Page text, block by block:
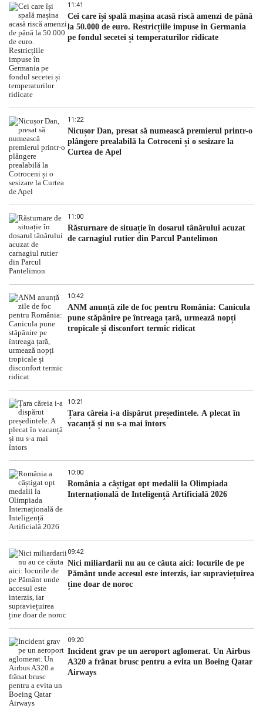
11:41
Cei care își spală mașina acasă riscă amenzi de până
la 50.000 de euro. Restricțiile impuse în Germania
pe fondul secetei și temperaturilor ridicate
11:22
Nicușor Dan, presat să numească premierul printr-o
plângere prealabilă la Cotroceni și o sesizare la
Curtea de Apel
11:00
Răsturnare de situație în dosarul tânărului acuzat
de carnagiul rutier din Parcul Pantelimon
10:42
ANM anunță zile de foc pentru România: Canicula
pune stăpânire pe întreaga țară, urmează nopți
tropicale și disconfort termic ridicat
10:21
Țara căreia i-a dispărut președintele. A plecat în
vacanță și nu s-a mai întors
10:00
România a câștigat opt medalii la Olimpiada
Internațională de Inteligență Artificială 2026
09:42
Nici miliardarii nu au ce căuta aici: locurile de pe
Pământ unde accesul este interzis, iar supraviețuirea
ține doar de noroc
09:20
Incident grav pe un aeroport aglomerat. Un Airbus
A320 a frânat brusc pentru a evita un Boeing Qatar
Airways